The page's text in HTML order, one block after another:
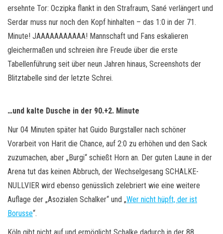
ersehnte Tor: Oczipka flankt in den Strafraum, Sané verlängert und
Serdar muss nur noch den Kopf hinhalten – das 1:0 in der 71.
Minute! JAAAAAAAAAAA! Mannschaft und Fans eskalieren
gleichermaßen und schreien ihre Freude über die erste
Tabellenführung seit über neun Jahren hinaus, Screenshots der
Blitztabelle sind der letzte Schrei.
…und kalte Dusche in der 90.+2. Minute
Nur 04 Minuten später hat Guido Burgstaller nach schöner
Vorarbeit von Harit die Chance, auf 2:0 zu erhöhen und den Sack
zuzumachen, aber „Burgi“ schießt Horn an. Der guten Laune in der
Arena tut das keinen Abbruch, der Wechselgesang SCHALKE-
NULLVIER wird ebenso genüsslich zelebriert wie eine weitere
Auflage der „Asozialen Schalker“ und „Wer nicht hüpft, der ist
Borusse“.